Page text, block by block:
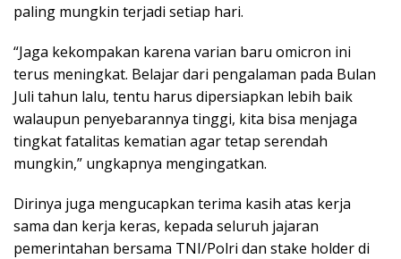
paling mungkin terjadi setiap hari.
“Jaga kekompakan karena varian baru omicron ini
terus meningkat. Belajar dari pengalaman pada Bulan
Juli tahun lalu, tentu harus dipersiapkan lebih baik
walaupun penyebarannya tinggi, kita bisa menjaga
tingkat fatalitas kematian agar tetap serendah
mungkin,” ungkapnya mengingatkan.
Dirinya juga mengucapkan terima kasih atas kerja
sama dan kerja keras, kepada seluruh jajaran
pemerintahan bersama TNI/Polri dan stake holder di